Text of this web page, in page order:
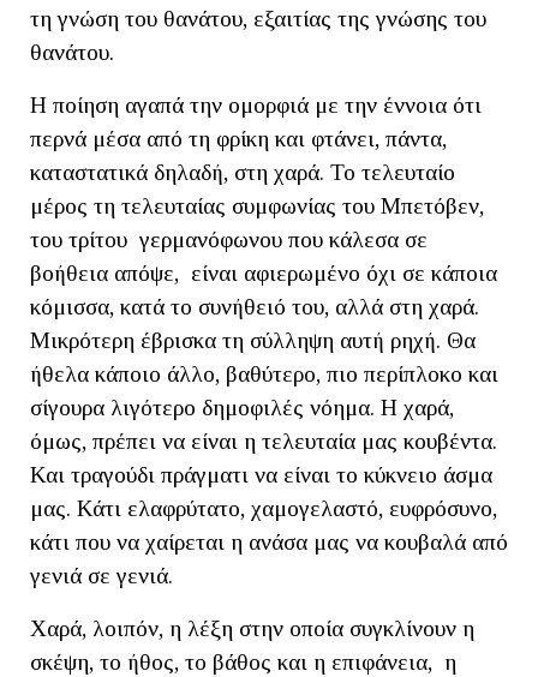
τη γνώση του θανάτου, εξαιτίας της γνώσης του
θανάτου.
Η ποίηση αγαπά την ομορφιά με την έννοια ότι
περνά μέσα από τη φρίκη και φτάνει, πάντα,
καταστατικά δηλαδή, στη χαρά. Το τελευταίο
μέρος τη τελευταίας συμφωνίας του Μπετόβεν,
του τρίτου γερμανόφωνου που κάλεσα σε
βοήθεια απόψε, είναι αφιερωμένο όχι σε κάποια
κόμισσα, κατά το συνήθειό του, αλλά στη χαρά.
Μικρότερη έβρισκα τη σύλληψη αυτή ρηχή. Θα
ήθελα κάποιο άλλο, βαθύτερο, πιο περίπλοκο και
σίγουρα λιγότερο δημοφιλές νόημα. Η χαρά,
όμως, πρέπει να είναι η τελευταία μας κουβέντα.
Και τραγούδι πράγματι να είναι το κύκνειο άσμα
μας. Κάτι ελαφρύτατο, χαμογελαστό, ευφρόσυνο,
κάτι που να χαίρεται η ανάσα μας να κουβαλά από
γενιά σε γενιά.
Χαρά, λοιπόν, η λέξη στην οποία συγκλίνουν η
σκέψη, το ήθος, το βάθος και η επιφάνεια, η